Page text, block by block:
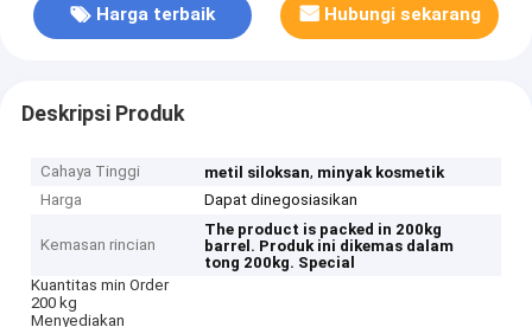
Harga terbaik Hubungi sekarang
Deskripsi Produk
Cahaya Tinggi metil siloksan, minyak kosmetik
Harga
Dapat dinegosiasikan
Kemasan rincian
The product is packed in 200kg
barrel. Produk ini dikemas dalam
tong 200kg. Special
Kuantitas min Order
200 kg
Menyediakan